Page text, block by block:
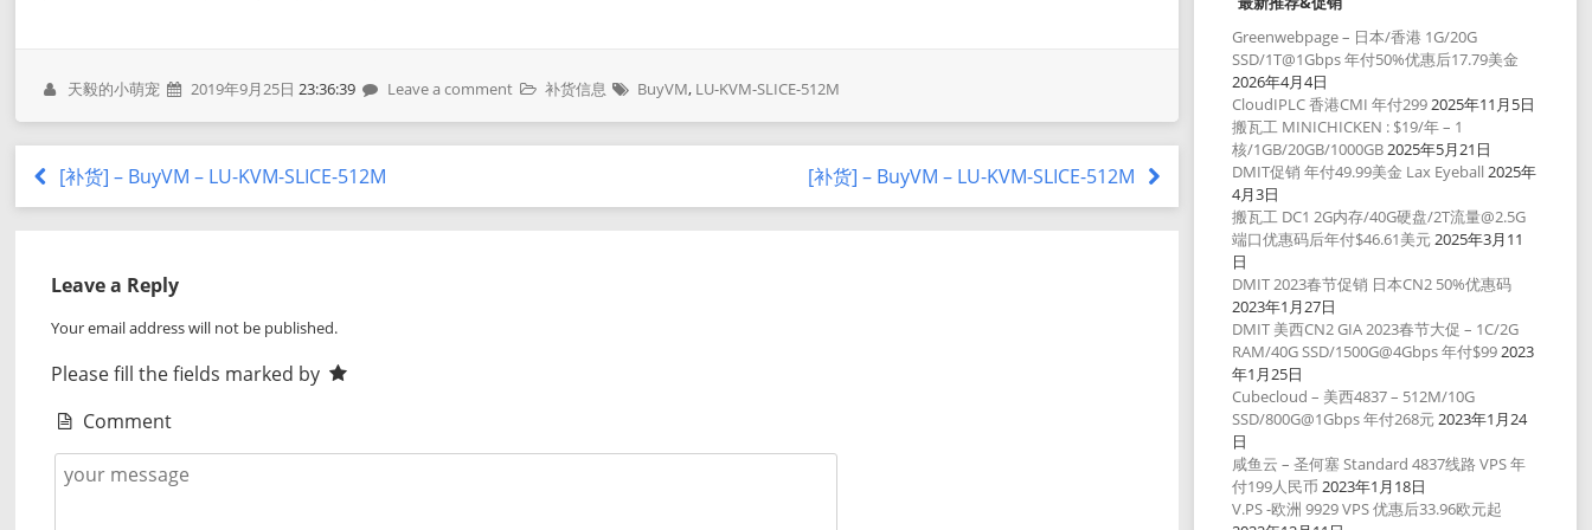
天毅的小萌宠 2019年9月25日 23:36:39 Leave a comment 补货信息 BuyVM, LU-KVM-SLICE-512M
[补货] – BuyVM – LU-KVM-SLICE-512M [补货] – BuyVM – LU-KVM-SLICE-512M
Leave a Reply
Your email address will not be published.
Please fill the fields marked by
Comment
Greenwebpage – 日本/香港 1G/20G
SSD/1T@1Gbps 年付50%优惠后17.79美金
2026年4月4日
CloudIPLC 香港CMI 年付2992025年11月5日
搬瓦工 MINICHICKEN : $19/年 – 1
核/1GB/20GB/1000GB2025年5月21日
DMIT促销 年付49.99美金 Lax Eyeball 2025年
4月3日
搬瓦工 DC1 2G内存/40G硬盘/2T流量@2.5G
端口优惠码后年付$46.61美元2025年3月11
日
DMIT 2023春节促销 日本CN2 50%优惠码
2023年1月27日
DMIT 美西CN2 GIA 2023春节大促 – 1C/2G
RAM/40G SSD/1500G@4Gbps 年付$992023
年1月25日
Cubecloud – 美西4837 – 512M/10G
SSD/800G@1Gbps 年付268元2023年1月24
日
咸鱼云 – 圣何塞 Standard 4837线路 VPS 年
付199人民币 2023年1月18日
V.PS -欧洲 9929 VPS 优惠后33.96欧元起